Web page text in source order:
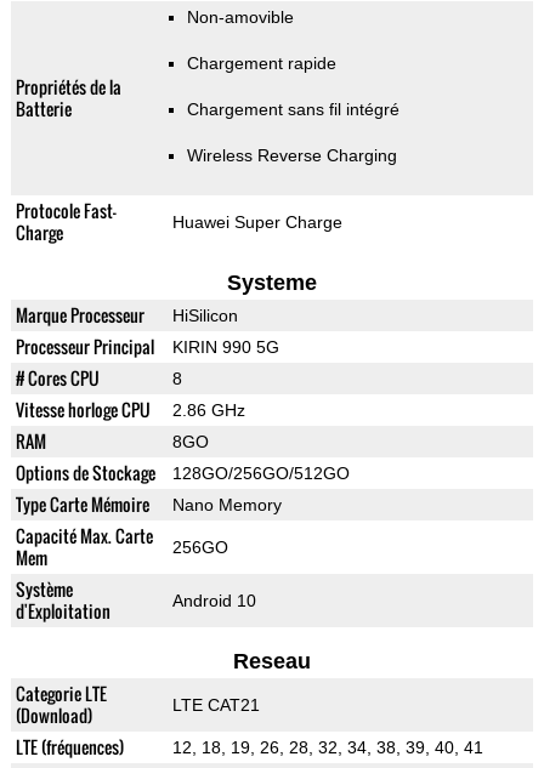
Propriétés de la
Batterie
Non-amovible
Chargement rapide
Chargement sans fil intégré
Wireless Reverse Charging
Protocole Fast-
Charge
Huawei Super Charge
Systeme
Marque Processeur HiSilicon
Processeur Principal KIRIN 990 5G
# Cores CPU 8
Vitesse horloge CPU 2.86 GHz
RAM 8GO
Options de Stockage 128GO/256GO/512GO
Type Carte Mémoire Nano Memory
Capacité Max. Carte
Mem
256GO
Système
d'Exploitation
Android 10
Reseau
Categorie LTE
(Download)
LTE CAT21
LTE (fréquences) 12, 18, 19, 26, 28, 32, 34, 38, 39, 40, 41